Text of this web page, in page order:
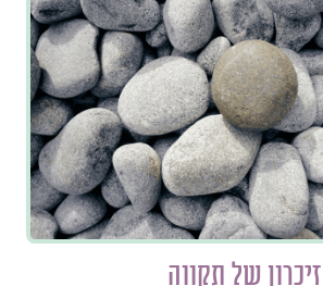
זיכרון של תקווה